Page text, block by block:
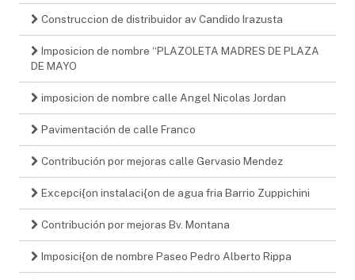
Construccion de distribuidor av Candido Irazusta
Imposicion de nombre “PLAZOLETA MADRES DE PLAZA
DE MAYO
imposicion de nombre calle Angel Nicolas Jordan
Pavimentación de calle Franco
Contribución por mejoras calle Gervasio Mendez
Excepci{on instalaci{on de agua fria Barrio Zuppichini
Contribución por mejoras Bv. Montana
Imposici{on de nombre Paseo Pedro Alberto Rippa